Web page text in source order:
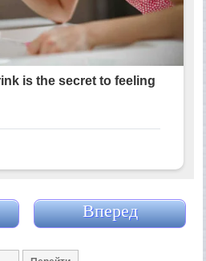
Вперед